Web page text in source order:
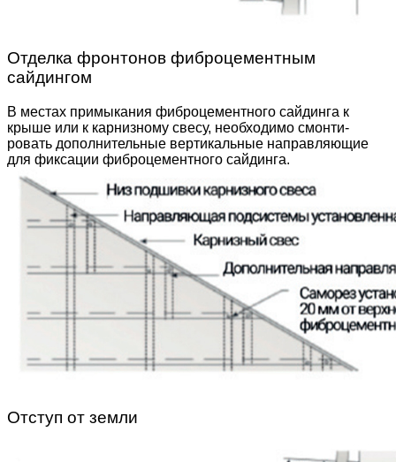
Отделка фронтонов фиброцементным
сайдингом
В местах примыкания фиброцементного сайдинга к
крыше или к карнизному свесу, необходимо смонти­
ровать дополнительные вертикальные направляю­щие
для фиксации фиброцементного сайдинга.
Отступ от земли